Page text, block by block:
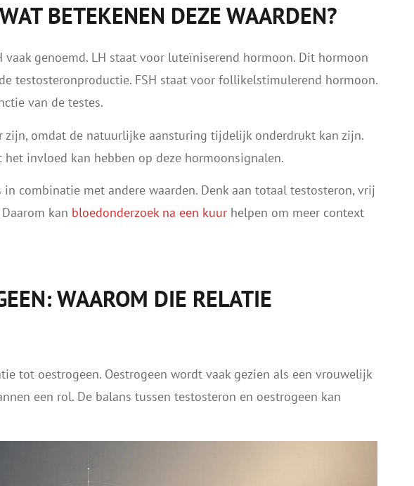
BETEKENEN DEZE WAARDEN?
vaak genoemd. LH staat voor luteïniserend hormoon. Dit hormoon
testosteronproductie. FSH staat voor follikelstimulerend hormoon.
van de testes.
zijn, omdat de natuurlijke aansturing tijdelijk onderdrukt kan zijn.
invloed kan hebben op deze hormoonsignalen.
in combinatie met andere waarden. Denk aan totaal testosteron, vrij
kan bloedonderzoek na een kuurhelpen om meer context
WAAROM DIE RELATIE
tot oestrogeen. Oestrogeen wordt vaak gezien als een vrouwelijk
een rol. De balans tussen testosteron en oestrogeen kan